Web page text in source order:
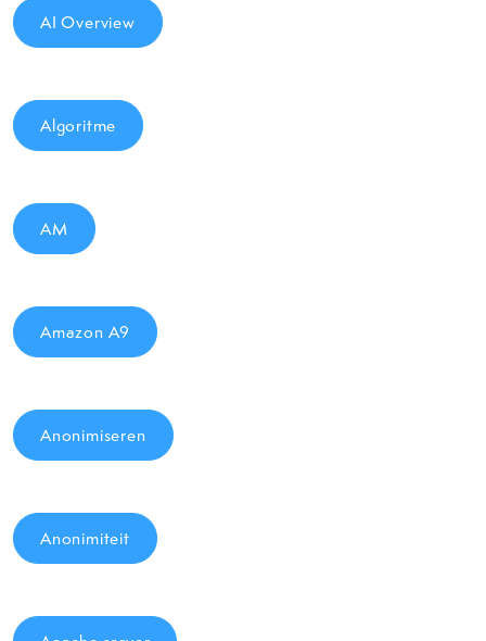
AI Overview
Algoritme
AM
Amazon A9
Anonimiseren
Anonimiteit